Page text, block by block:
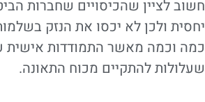
חשוב לציין שהכיסויים שחברות
יחסית ולכן לא יכסו את הנזק
כמה וכמה מאשר התמודדות אישית
שעלולות להתקיים מכוח התאונה.